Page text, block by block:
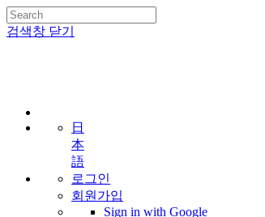
검색창 닫기
日
本
語
로그인
회원가입
Sign in with Google